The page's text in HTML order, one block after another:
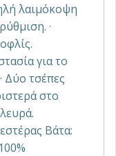
λαιμόκοψη
·
για το
Δύο τσέπες
στο
Βάτα: